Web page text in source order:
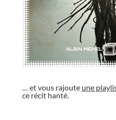
… et vous rajoute une
ce récit hanté.